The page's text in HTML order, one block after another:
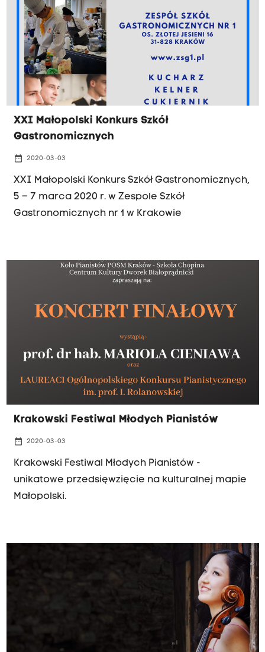
XXI Małopolski Konkurs Szkół
Gastronomicznych
date_range 2020-03-03
XXI Małopolski Konkurs Szkół Gastronomicznych,
5 – 7 marca 2020 r. w Zespole Szkół
Gastronomicznych nr 1 w Krakowie
Krakowski Festiwal Młodych Pianistów
date_range 2020-03-03
Krakowski Festiwal Młodych Pianistów -
unikatowe przedsięwzięcie na kulturalnej mapie
Małopolski.